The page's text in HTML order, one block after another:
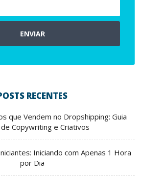
ENVIAR
RECENTES
que Vendem no Dropshipping: Guia
Copywriting e Criativos
Iniciando com Apenas 1 Hora
por Dia